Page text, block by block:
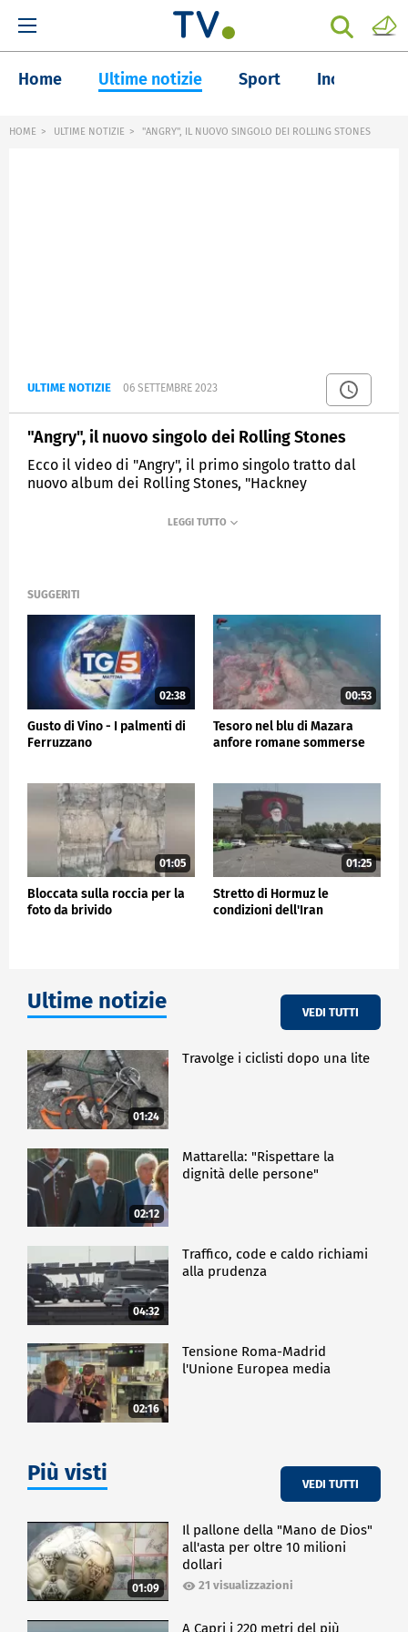
Home Ultime notizie Sport Inchieste
HOME ULTIME NOTIZIE "ANGRY", IL NUOVO SINGOLO DEI ROLLING STONES
ULTIME NOTIZIE 06 SETTEMBRE 2023
"Angry", il nuovo singolo dei Rolling Stones
Ecco il video di "Angry", il primo singolo tratto dal
nuovo album dei Rolling Stones, "Hackney
SUGGERITI
02:38
Gusto di Vino - I palmenti di
Ferruzzano
00:53
Tesoro nel blu di Mazara
anfore romane sommerse
01:05
Bloccata sulla roccia per la
foto da brivido
01:25
Stretto di Hormuz le
condizioni dell'Iran
Ultime notizie VEDI TUTTI
01:24
Travolge i ciclisti dopo una lite
02:12
Mattarella: "Rispettare la
dignità delle persone"
04:32
Traffico, code e caldo richiami
alla prudenza
02:16
Tensione Roma-Madrid
l'Unione Europea media
Più visti VEDI TUTTI
01:09
Il pallone della "Mano de Dios"
all'asta per oltre 10 milioni
dollari
21 visualizzazioni
A Capri i 220 metri del più